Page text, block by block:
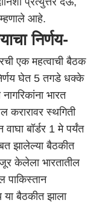
आहे.
निर्णय-
एक महत्वाची बैठक
घेत 5 तगडे धक्के
भारत
स्थगिती
बॉर्डर 1 मे पर्यंत
झालेल्या बैठकीत
केलेला भारतातील
पाकिस्तान
या बैठकीत झाला